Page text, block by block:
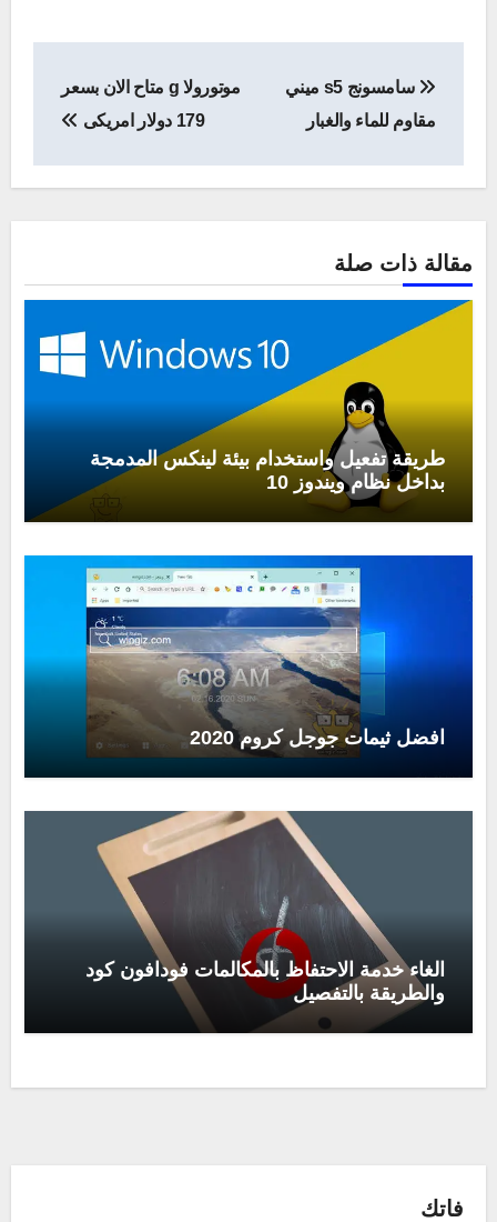
المقالات
سامسونج s5 ميني
مقاوم للماء والغبار
موتورولا g متاح الان بسعر
179 دولار امريكى
مقالة ذات صلة
طريقة تفعيل واستخدام بيئة لينكس المدمجة
بداخل نظام ويندوز 10
افضل ثيمات جوجل كروم 2020
الغاء خدمة الاحتفاظ بالمكالمات فودافون كود
والطريقة بالتفصيل
فاتك